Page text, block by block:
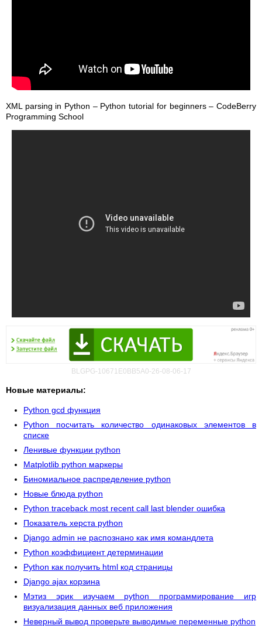
XML parsing in Python – Python tutorial for beginners – CodeBerry
Programming School
BLGPG-10671E0BB5A0-26-08-06-17
Новые материалы:
Python gcd функция
Python посчитать количество одинаковых элементов в
списке
Ленивые функции python
Matplotlib python маркеры
Биномиальное распределение python
Новые блюда python
Python traceback most recent call last blender ошибка
Показатель херста python
Django admin не распознано как имя командлета
Python коэффициент детерминации
Python как получить html код страницы
Django ajax корзина
Мэтиз эрик изучаем python программирование игр
визуализация данных веб приложения
Неверный вывод проверьте выводимые переменные python